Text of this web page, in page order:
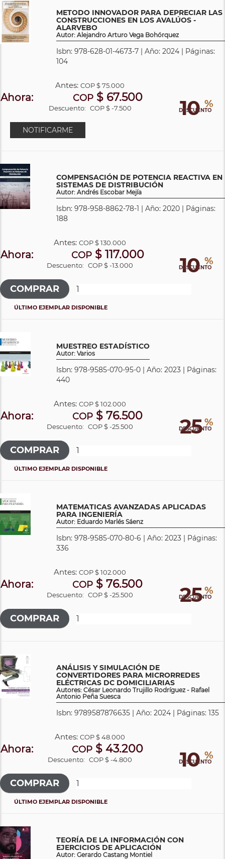
METODO INNOVADOR PARA DEPRECIAR LAS
CONSTRUCCIONES EN LOS AVALÚOS -
ALARVEBO
Autor: Alejandro Arturo Vega Bohórquez
Isbn: 978-628-01-4673-7 | Año: 2024 | Páginas:
104
10 %
DESCUENTO
Antes:COP$ 75.000
Ahora: COP$ 67.500
Descuento: COP $ -7.500
NOTIFICARME
COMPENSACIÓN DE POTENCIA REACTIVA EN
SISTEMAS DE DISTRIBUCIÓN
Autor: Andrés Escobar Mejía
Isbn: 978-958-8862-78-1 | Año: 2020 | Páginas:
188
10 %
DESCUENTO
Antes:COP$ 130.000
Ahora: COP$ 117.000
Descuento: COP $ -13.000
ÚLTIMO EJEMPLAR DISPONIBLE
MUESTREO ESTADÍSTICO
Autor: Varios
Isbn: 978-9585-070-95-0 | Año: 2023 | Páginas:
440
25 %
DESCUENTO
Antes:COP$ 102.000
Ahora: COP $ 76.500
Descuento: COP $ -25.500
ÚLTIMO EJEMPLAR DISPONIBLE
MATEMATICAS AVANZADAS APLICADAS
PARA INGENIERÍA
Autor: Eduardo Marlés Sáenz
Isbn: 978-9585-070-80-6 | Año: 2023 | Páginas:
336
25 %
DESCUENTO
Antes:COP$ 102.000
Ahora: COP $ 76.500
Descuento: COP $ -25.500
ANÁLISIS Y SIMULACIÓN DE
CONVERTIDORES PARA MICRORREDES
ELÉCTRICAS DC DOMICILIARIAS
Autores: César Leonardo Trujillo Rodríguez - Rafael
Antonio Peña Suesca
Isbn: 9789587876635 | Año: 2024 | Páginas: 135
10 %
DESCUENTO
Antes:COP$ 48.000
Ahora: COP $ 43.200
Descuento: COP $ -4.800
ÚLTIMO EJEMPLAR DISPONIBLE
TEORÍA DE LA INFORMACIÓN CON
EJERCICIOS DE APLICACIÓN
Autor: Gerardo Castang Montiel